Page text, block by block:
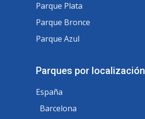
Parque Plata
Parque Bronce
Parque Azul
Parques por localización
España
Barcelona